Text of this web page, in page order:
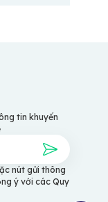
tin khuyến
nút gửi thông
ý với các Quy